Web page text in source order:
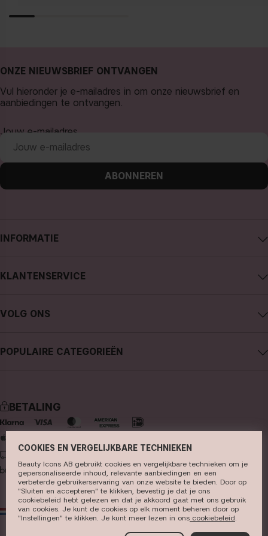
INFORMATIE
KLANTENSERVICE
VOLG ONS
Pinterest
POPULAIRE CATEGORIEËN
make-up
parfum
kwasten & tools
kits & sets
ONZE NIEUWSBRIEF ONTVANGEN
Vul hieronder je e-mailadres in om onze nieuwsbrief en
aanbiedingen te ontvangen.
Jouw e-mailadres
ABONNEREN
BETALING
LEVERING
NL EUR
COOKIES EN VERGELIJKBARE TECHNIEKEN
Beauty Icons AB gebruikt cookies en vergelijkbare technieken om je
gepersonaliseerde inhoud, relevante aanbiedingen en een
verbeterde gebruikerservaring van onze website te bieden. Door op
"Sluiten en accepteren" te klikken, bevestig je dat je ons
cookiebeleid hebt gelezen en dat je akkoord gaat met ons gebruik
van cookies. Je kunt de cookies op elk moment beheren door op
"Instellingen" te klikken. Je kunt meer lezen in ons cookiebeleid​.